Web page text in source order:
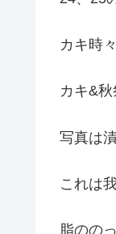
カキ時
カキ&秋
写真は
これは
脂のの